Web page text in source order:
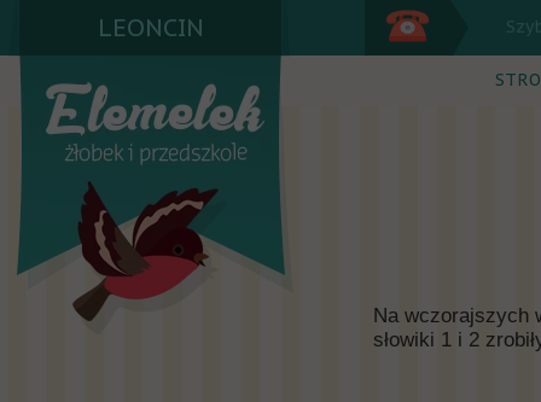
LEONCIN
Na wczorajszych
słowiki 1 i 2